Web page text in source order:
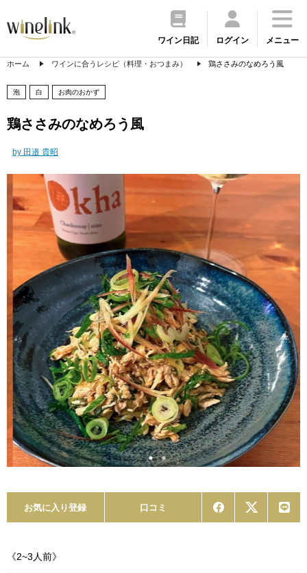
ワイン日記 ログイン メニュー
ホーム ワインに合うレシピ（料理・おつまみ） 鶏ささみのなめろう風
泡 白 お肉のおかず
鶏ささみのなめろう風
by 田邉 貴昭
お気に入り登録 口コミ
《2~3人前》